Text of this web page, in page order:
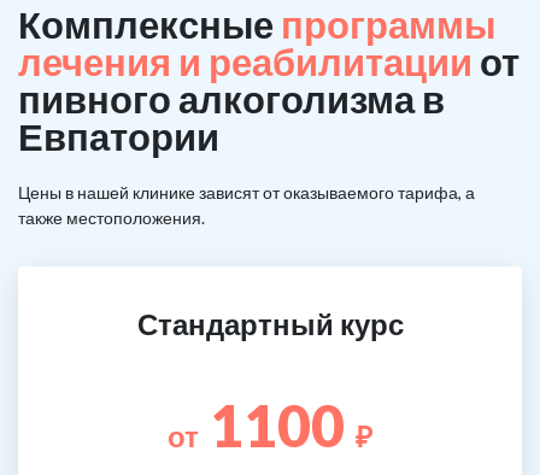
Комплексные программы
лечения и реабилитации от
пивного алкоголизма в
Евпатории
Цены в нашей клинике зависят от оказываемого тарифа, а
также местоположения.
Стандартный курс
от 1100 ₽